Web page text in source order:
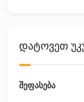
დატოვეთ
შეფასება